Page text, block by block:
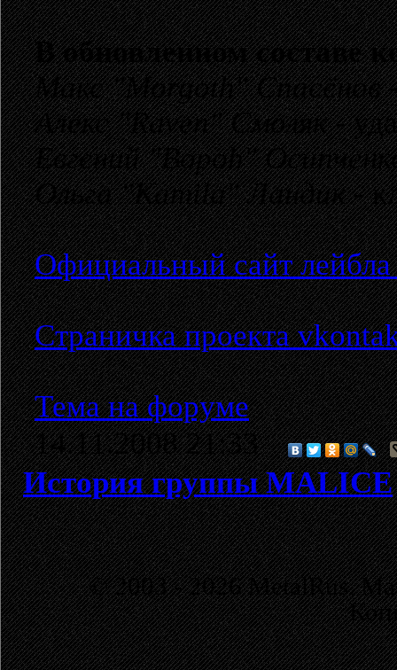
В обновленном составе
Макс "Morgoth" Спасёнов-
Алекс "Raven" Смоляк-
Евгений "Bopoh"
Ольга "Kamila" Ландик-
Официальный сайт
Страничка проекта
Тема на форуме
14.11.2008 21:33
История группы MALICE
© 2003 - 2026 MetalRus.